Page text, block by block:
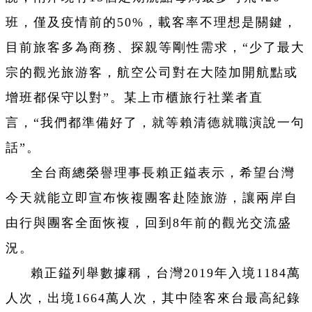
班，僅及疫情前的50%，載客率不理想是關鍵，
目前旅客多為商務、探親等剛性需求，“少了最大
宗的觀光旅游客，航空公司對在大陸加開航點或
增班都保守以對”。某上市櫃旅行社業者直
言，“我們都準備好了，就等賴清德就職演說一句
話”。
全台商總榮譽理事長賴正鎰表示，希望台灣
今天就能立即宣布恢複團客赴陸旅游，讓兩岸自
由行與團客全面恢複，回到8年前的觀光交流盛
況。
賴正鎰列舉數據稱，台灣2019年入境1184萬
人次，出境1664萬人次，其中陸客來台最高紀錄